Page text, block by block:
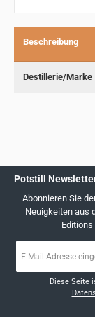
Beschreibung
Destillerie/Marke
Potstill
Abonnieren Sie
Neuigkeiten aus
Mail-
Diese Seite